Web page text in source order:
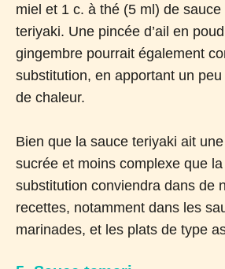
miel et 1 c. à thé (5 ml) de
teriyaki. Une pincée d’ail en
gingembre pourrait également
substitution, en apportant un
de chaleur.
Bien que la sauce teriyaki ait
sucrée et moins complexe que
substitution conviendra dans de
recettes, notamment dans les
marinades, et les plats de type